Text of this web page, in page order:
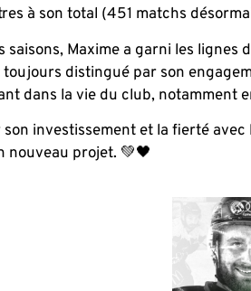
à son total (451 matchs
Maxime a garni les
toujours distingué par son
dans la vie du club, notamment
investissement et la fierté
nouveau projet. 💚🖤